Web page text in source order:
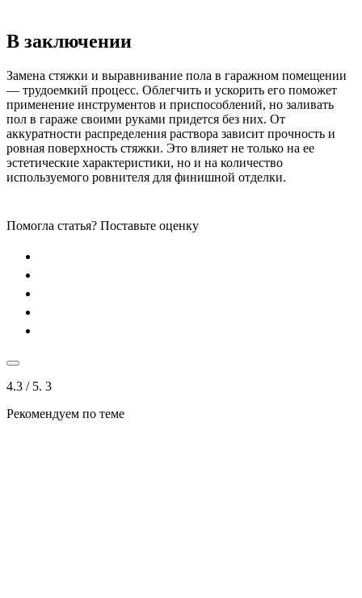
В заключении
Замена стяжки и выравнивание пола в гаражном помещении
— трудоемкий процесс. Облегчить и ускорить его поможет
применение инструментов и приспособлений, но заливать
пол в гараже своими руками придется без них. От
аккуратности распределения раствора зависит прочность и
ровная поверхность стяжки. Это влияет не только на ее
эстетические характеристики, но и на количество
используемого ровнителя для финишной отделки.
Помогла статья? Поставьте оценку
4.3 / 5. 3
Рекомендуем по теме